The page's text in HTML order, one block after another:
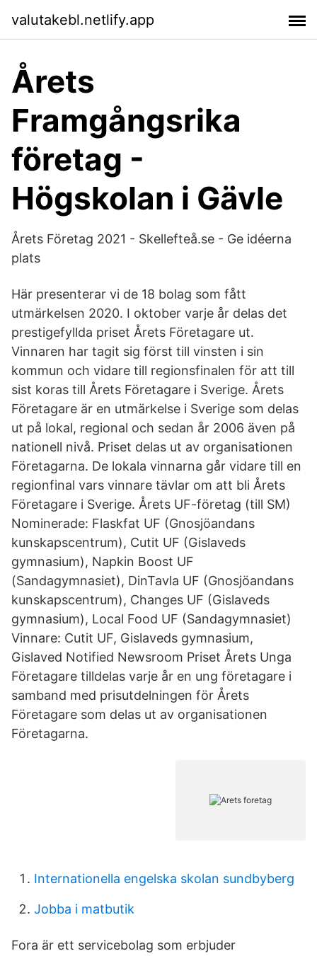
valutakebl.netlify.app
Årets
Framgångsrika
företag -
Högskolan i Gävle
Årets Företag 2021 - Skellefteå.se - Ge idéerna
plats
Här presenterar vi de 18 bolag som fått
utmärkelsen 2020. I oktober varje år delas det
prestigefyllda priset Årets Företagare ut.
Vinnaren har tagit sig först till vinsten i sin
kommun och vidare till regionsfinalen för att till
sist koras till Årets Företagare i Sverige. Årets
Företagare är en utmärkelse i Sverige som delas
ut på lokal, regional och sedan år 2006 även på
nationell nivå. Priset delas ut av organisationen
Företagarna. De lokala vinnarna går vidare till en
regionfinal vars vinnare tävlar om att bli Årets
Företagare i Sverige. Årets UF-företag (till SM)
Nominerade: Flaskfat UF (Gnosjöandans
kunskapscentrum), Cutit UF (Gislaveds
gymnasium), Napkin Boost UF
(Sandagymnasiet), DinTavla UF (Gnosjöandans
kunskapscentrum), Changes UF (Gislaveds
gymnasium), Local Food UF (Sandagymnasiet)
Vinnare: Cutit UF, Gislaveds gymnasium,
Gislaved Notified Newsroom Priset Årets Unga
Företagare tilldelas varje år en ung företagare i
samband med prisutdelningen för Årets
Företagare som delas ut av organisationen
Företagarna.
Internationella engelska skolan sundbyberg
Jobba i matbutik
Fora är ett servicebolag som erbjuder